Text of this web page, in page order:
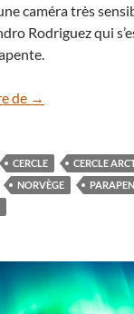
caméra très
Rodriguez qui
de En vidéo : un
→
CERCLE
CERCLE
NORVÈGE